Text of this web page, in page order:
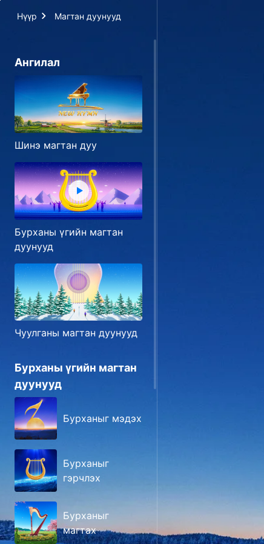
Нүүр Магтан дуунууд
Ангилал
Шинэ магтан дуу
Бурханы үгийн магтан
дуунууд
Чуулганы магтан дуунууд
Бурханы үгийн магтан
дуунууд
Бурханыг мэдэх
Бурханыг
гэрчлэх
Бурханыг
магтах